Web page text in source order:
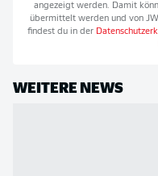
angezeigt werden. Damit
übermittelt werden und von
findest du in der
WEITERE NEWS